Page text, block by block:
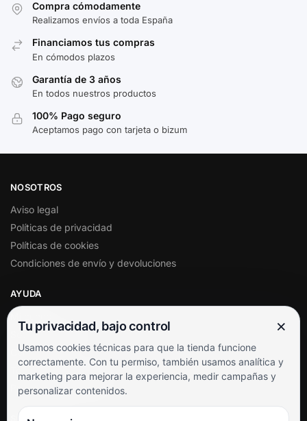
Compra cómodamente
Realizamos envíos a toda España
Financiamos tus compras
En cómodos plazos
Garantía de 3 años
En todos nuestros productos
100% Pago seguro
Aceptamos pago con tarjeta o bizum
NOSOTROS
Aviso legal
Políticas de privacidad
Políticas de cookies
Condiciones de envío y devoluciones
AYUDA
Soporte al cliente
Contacto
Términos y condiciones
Preguntas frecuentes
SÍGUENOS
Tu privacidad, bajo control ×
Usamos cookies técnicas para que la tienda funcione
correctamente. Con tu permiso, también usamos analítica y
marketing para mejorar la experiencia, medir campañas y
personalizar contenidos.